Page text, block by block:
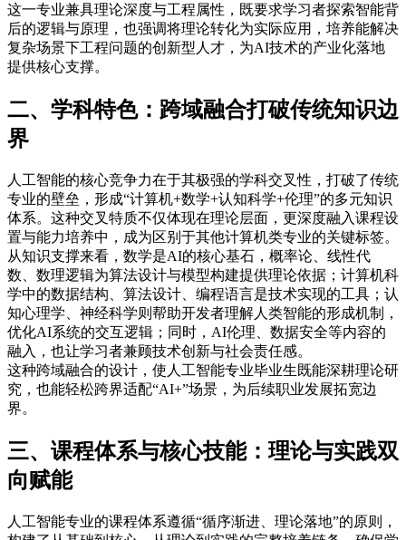
这一专业兼具理论深度与工程属性，既要求学习者探索智能背
后的逻辑与原理，也强调将理论转化为实际应用，培养能解决
复杂场景下工程问题的创新型人才，为AI技术的产业化落地
提供核心支撑。
二、学科特色：跨域融合打破传统知识边
界
人工智能的核心竞争力在于其极强的学科交叉性，打破了传统
专业的壁垒，形成“计算机+数学+认知科学+伦理”的多元知识
体系。这种交叉特质不仅体现在理论层面，更深度融入课程设
置与能力培养中，成为区别于其他计算机类专业的关键标签。
从知识支撑来看，数学是AI的核心基石，概率论、线性代
数、数理逻辑为算法设计与模型构建提供理论依据；计算机科
学中的数据结构、算法设计、编程语言是技术实现的工具；认
知心理学、神经科学则帮助开发者理解人类智能的形成机制，
优化AI系统的交互逻辑；同时，AI伦理、数据安全等内容的
融入，也让学习者兼顾技术创新与社会责任感。
这种跨域融合的设计，使人工智能专业毕业生既能深耕理论研
究，也能轻松跨界适配“AI+”场景，为后续职业发展拓宽边
界。
三、课程体系与核心技能：理论与实践双
向赋能
人工智能专业的课程体系遵循“循序渐进、理论落地”的原则，